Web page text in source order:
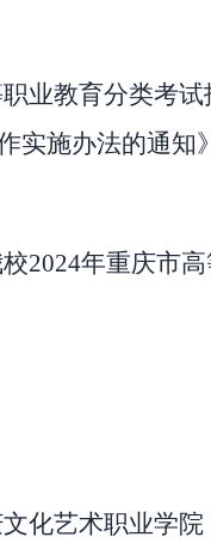
业教育分类考
实施办法的通知
2024年重庆市
化艺术职业学院